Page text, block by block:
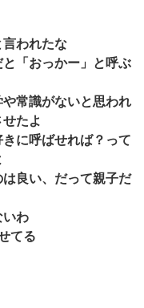
言われたな
「おっかー」と呼ぶ
常識がないと思われ
たよ
に呼ばせれば？って
良い、だって親子だ
いわ
てる